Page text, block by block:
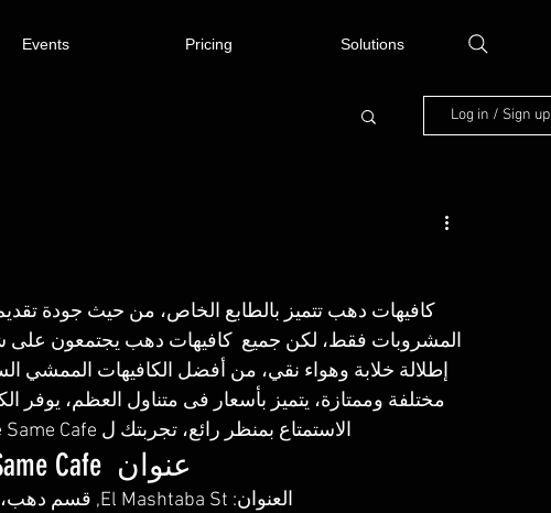
Events Pricing Solutions
Log in / Sign up
كافيهات دهب تتميز بالطابع الخاص، من حيث جودة
المشروبات فقط، لكن جميع  كافيهات دهب يجتمعون على
إطلالة خلابة وهواء نقي، من أفضل الكافيهات الممشي
مختلفة وممتازة، يتميز بأسعار فى متناول العظم، يوفر
الاستمتاع بمنظر رائع، تجربتك ل Same Same Cafe ستكون ممتازة وممتعة.
عنوان  Same Same Cafe
العنوان: El Mashtaba St, قسم دهب، محافظة جنوب سيناء.